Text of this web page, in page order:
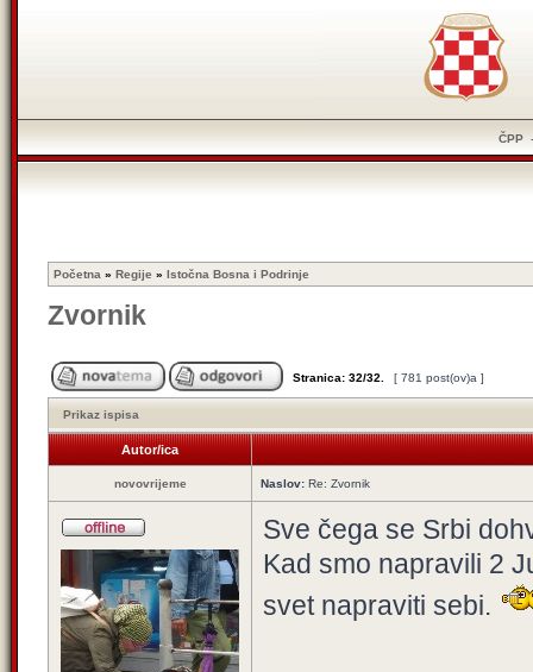
ČPP
Početna » Regije » Istočna Bosna i Podrinje
Zvornik
Stranica: 32/32 [ 781 post(ov)a ]
Prikaz ispisa
Autor/ica
novovrijeme Naslov: Re: Zvornik
Sve čega se Srbi
Kad smo napravili 2
svet napraviti sebi.